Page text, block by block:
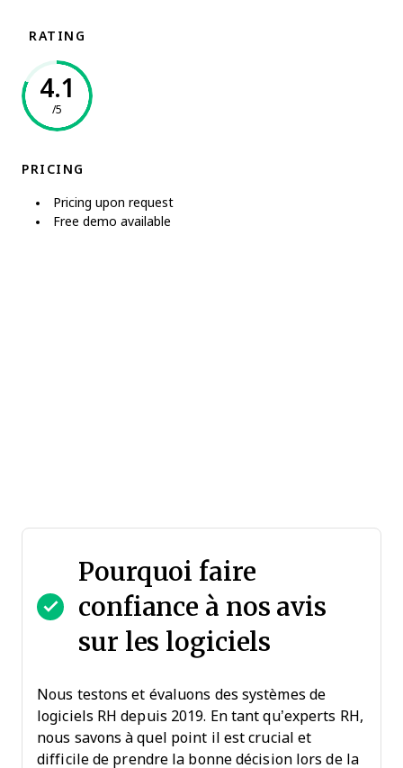
RATING
4.1
/5
PRICING
Pricing upon request
Free demo available
Pourquoi faire
confiance à nos avis
sur les logiciels
Nous testons et évaluons des systèmes de
logiciels RH depuis 2019. En tant qu’experts RH,
nous savons à quel point il est crucial et
difficile de prendre la bonne décision lors de la